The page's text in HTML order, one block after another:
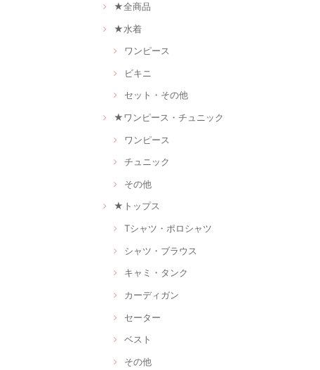
★全商品
★水着
ワンピース
ビキニ
セット・その他
★ワンピース・チュニック
ワンピース
チュニック
その他
★トップス
Tシャツ・ポロシャツ
シャツ・ブラウス
キャミ・タンク
カーディガン
セーター
ベスト
その他